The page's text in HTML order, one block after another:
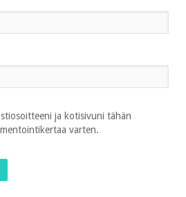
ja kotisivuni tähän
varten.